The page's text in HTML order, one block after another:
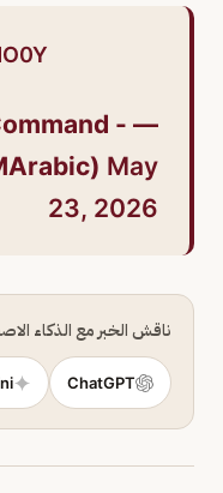
-
May
23, 2026
ناقش الخبر مع الذكاء
ChatGPT